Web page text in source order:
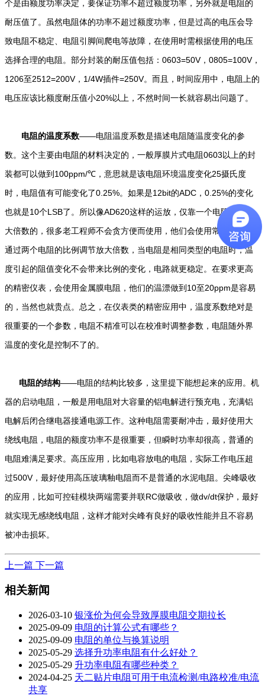
个是由额度功率决定，要保证功率不超过额度功率，另外就是电阻的
耐压值了。虽然电阻体的功率不超过额度功率，但是过高的电压会导
致电阻不稳定、电阻引脚间爬电等故障，在使用时需根据使用的电压
选择合理的电阻。部分封装的耐压值包括：0603=50V，0805=100V，
1206至2512=200V，1/4W插件=250V。而且，时间应用中，电阻上的
电压应该比额度耐压值小20%以上，不然时间一长就容易出问题了。
电阻的温度系数——电阻温度系数是描述电阻随温度变化的参
数。这个主要由电阻的材料决定的，一般厚膜片式电阻0603以上的封
装都可以做到100ppm/℃，意思就是该电阻环境温度变化25摄氏度
时，电阻值有可能变化了0.25%。如果是12bit的ADC，0.25%的变化
也就是10个LSB了。所以像AD620这样的运放，仅靠一个电阻调整放
大倍数的，很多老工程师不会贪方便而使用，他们会使用常规电路，
通过两个电阻的比例调节放大倍数，当电阻是相同类型的电阻时，温
度引起的阻值变化不会带来比例的变化，电路就更稳定。在要求更高
的精密仪表，会使用金属膜电阻，他们的温漂做到10至20ppm是容易
的，当然也就贵点。总之，在仪表类的精密应用中，温度系数绝对是
很重要的一个参数，电阻不精准可以在校准时调整参数，电阻随外界
温度的变化是控制不了的。
电阻的结构——电阻的结构比较多，这里提下能想起来的应用。机
器的启动电阻，一般是用电阻对大容量的铝电解进行预充电，充满铝
电解后闭合继电器接通电源工作。这种电阻需要耐冲击，最好使用大
绕线电阻，电阻的额度功率不是很重要，但瞬时功率却很高，普通的
电阻难满足要求。高压应用，比如电容放电的电阻，实际工作电压超
过500V，最好使用高压玻璃釉电阻而不是普通的水泥电阻。尖峰吸收
的应用，比如可控硅模块两端需要并联RC做吸收，做dv/dt保护，最好
就实现无感绕线电阻，这样才能对尖峰有良好的吸收性能并且不容易
被冲击损坏。
上一篇 下一篇
相关新闻
2026-03-10 银涨价为何会导致厚膜电阻交期拉长
2025-09-09 电阻的计算公式有哪些？
2025-09-09 电阻的单位与换算说明
2025-05-29 选择升功率电阻有什么好处？
2025-05-29 升功率电阻有哪些种类？
2024-04-25 天二贴片电阻可用于电流检测/电路校准/电流
共享